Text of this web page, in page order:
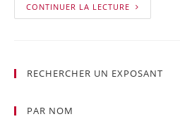
CONTINUER LA LECTURE
RECHERCHER UN EXPOSANT
PAR NOM